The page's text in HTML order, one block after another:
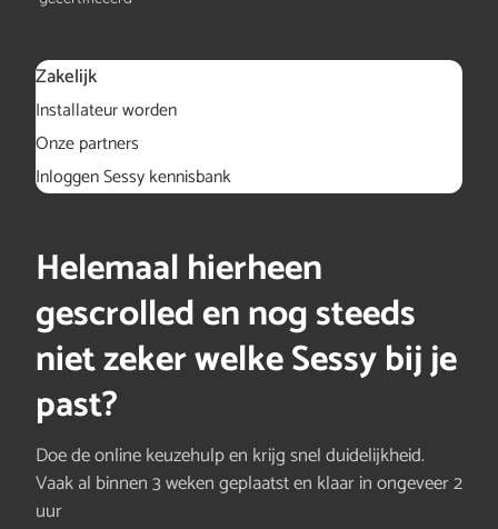
Zakelijk
Installateur worden
Onze partners
Inloggen Sessy kennisbank
Helemaal hierheen
gescrolled en nog steeds
niet zeker welke Sessy bij je
past?
Doe de online keuzehulp en krijg snel duidelijkheid.
Vaak al binnen 3 weken geplaatst en klaar in ongeveer 2
uur